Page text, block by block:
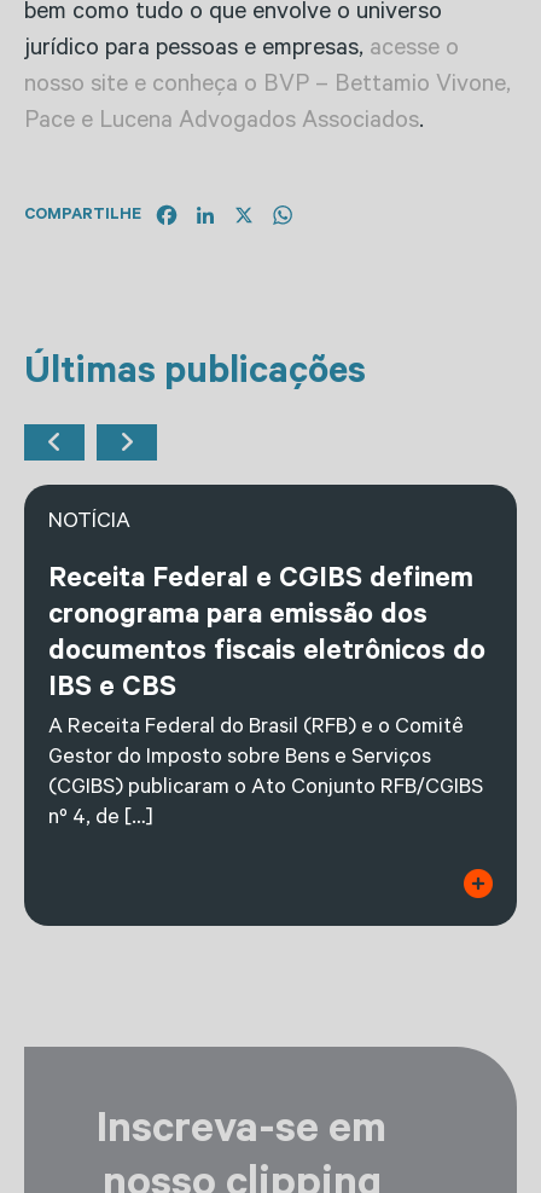
bem como tudo o que envolve o universo
jurídico para pessoas e empresas, acesse o
nosso site e conheça o BVP – Bettamio Vivone,
Pace e Lucena Advogados Associados.
COMPARTILHE FacebookLinkedIn
Últimas publicações
NOTÍCIA
Receita Federal e CGIBS definem
cronograma para emissão dos
documentos fiscais eletrônicos do
IBS e CBS
A Receita Federal do Brasil (RFB) e o Comitê
Gestor do Imposto sobre Bens e Serviços
(CGIBS) publicaram o Ato Conjunto RFB/CGIBS
nº 4, de […]
Inscreva-se em